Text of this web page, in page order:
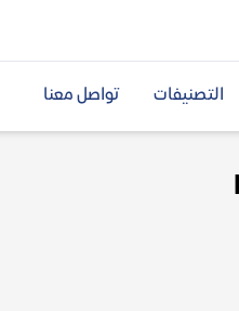
التصنيفات تواصل معنا